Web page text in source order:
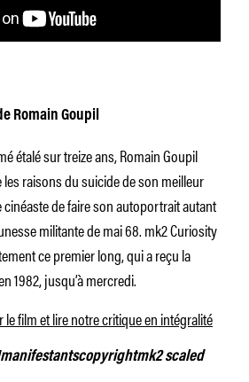
Romain Goupil
étalé sur treize ans, Romain Goupil
raisons du suicide de son meilleur
cinéaste de faire son autoportrait autant
militante de mai 68. mk2 Curiosity
ce premier long, qui a reçu la
1982, jusqu’à mercredi.
film et lire notre critique en intégralité